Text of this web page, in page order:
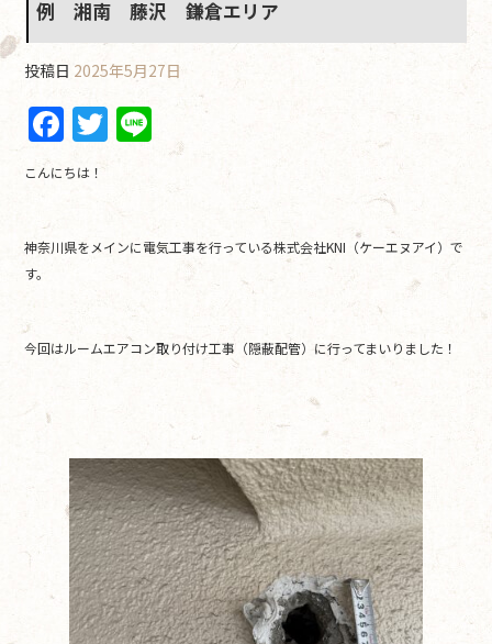
例 湘南 藤沢 鎌倉エリア
投稿日 2025年5月27日
F
a
c
e
b
o
k
T
w
er
n
こんにちは！
神奈川県をメインに電気工事を行っている株式会社KNI（ケーエヌアイ）で
す。
今回はルームエアコン取り付け工事（隠蔽配管）に行ってまいりました！